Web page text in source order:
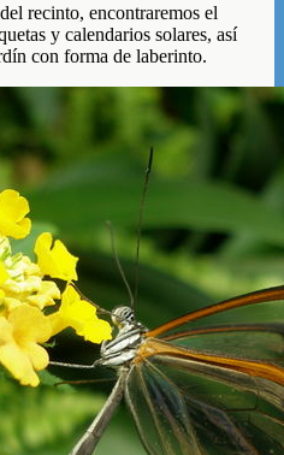
recinto, encontraremos el
y calendarios solares, así
con forma de laberinto.